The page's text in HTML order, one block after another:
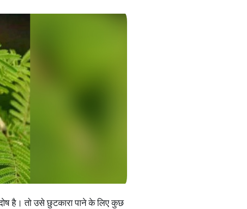
है। तो उसे छुटकारा पाने के लिए कुछ